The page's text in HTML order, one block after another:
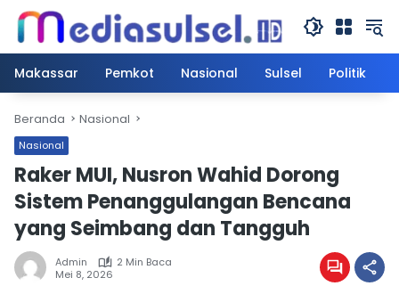
Langsung
konten
Makassar
Pemkot Nasional Sulsel Politik
Beranda Nasional
Nasional
Raker MUI, Nusron Wahid Dorong
Sistem Penanggulangan Bencana
yang Seimbang dan Tangguh
Admin
2 Min Baca
Mei 8, 2026